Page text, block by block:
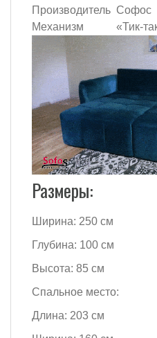
Производитель Софос
Механизм
«Тик-
Размеры:
Ширина: 250 см
Глубина: 100 см
Высота: 85 см
Спальное место:
Длина: 203 см